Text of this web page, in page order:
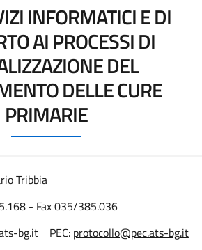
INFORMATICI E DI
AI PROCESSI DI
DEL
DELLE CURE
PRIMARIE
Tribbia
- Fax 035/385.036
bg.it PEC: protocollo@pec.ats-bg.it